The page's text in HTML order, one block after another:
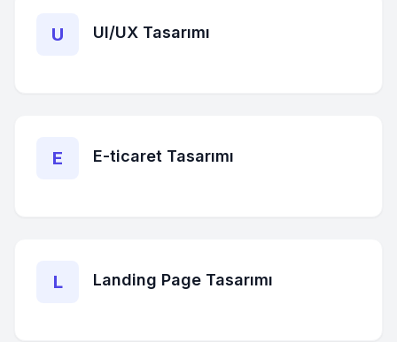
U UI/UX Tasarımı
E E-ticaret Tasarımı
L Landing Page Tasarımı